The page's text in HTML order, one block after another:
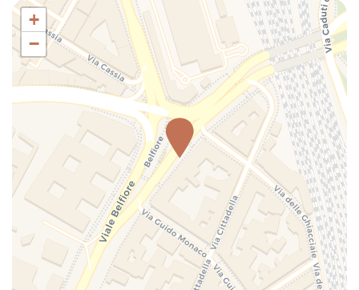
Fornelli
Forno
Forno a microonde
Frigorifero
Gabinetto
Ingresso privato
Internet wireless
Kit di benvenuto
Lampada
Lavatrice
Lavatrice/Asciugatrice
Letto matrimoniale
Macchina caffè/te
+
−